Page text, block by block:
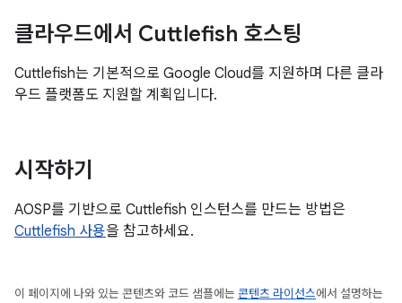
클라우드에서 Cuttlefish 호스팅
Cuttlefish는 기본적으로 Google Cloud를 지원하며 다른 클라
우드 플랫폼도 지원할 계획입니다.
시작하기
AOSP를 기반으로 Cuttlefish 인스턴스를 만드는 방법은
Cuttlefish 사용을 참고하세요.
이 페이지에 나와 있는 콘텐츠와 코드 샘플에는 콘텐츠 라이선스에서 설명하는